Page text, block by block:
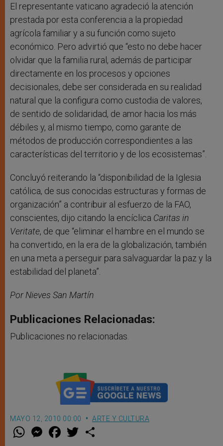
El representante vaticano agradeció la atención
prestada por esta conferencia a la propiedad
agrícola familiar y a su función como sujeto
económico. Pero advirtió que “esto no debe hacer
olvidar que la familia rural, además de participar
directamente en los procesos y opciones
decisionales, debe ser considerada en su realidad
natural que la configura como custodia de valores,
de sentido de solidaridad, de amor hacia los más
débiles y, al mismo tiempo, como garante de
métodos de producción correspondientes a las
características del territorio y de los ecosistemas”.
Concluyó reiterando la “disponibilidad de la Iglesia
católica, de sus conocidas estructuras y formas de
organización” a contribuir al esfuerzo de la FAO,
conscientes, dijo citando la encíclica Caritas in
Veritate, de que “eliminar el hambre en el mundo se
ha convertido, en la era de la globalización, también
en una meta a perseguir para salvaguardar la paz y la
estabilidad del planeta”.
Por Nieves San Martín
Publicaciones Relacionadas:
Publicaciones no relacionadas.
MAYO 12, 2010 00:00 ARTE Y CULTURA
W M
e
F
a w